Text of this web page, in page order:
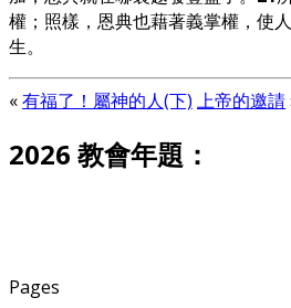
權；照樣，恩典也藉著義掌權，使
生。
«有福了！屬神的人(下) 上帝的邀請
2026 教會年題：
Pages